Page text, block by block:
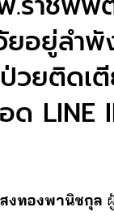
ยอยู่ลำ
ยติดเตี
ด LINE
งทองพานิชกุล